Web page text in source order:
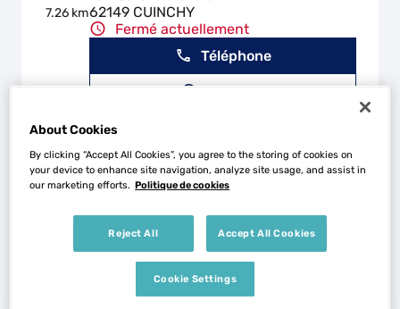
7.26 km62149 CUINCHY
Fermé actuellement
Téléphone
Voir plus
2 GARAGE DES MOULINS
Rue Bernard Maris
Téléphone
Voir plus
About Cookies
By clicking “Accept All Cookies”, you agree to the storing of cookies on
your device to enhance site navigation, analyze site usage, and assist in
our marketing efforts. Politique de cookies
Reject All Accept All Cookies
Cookie Settings